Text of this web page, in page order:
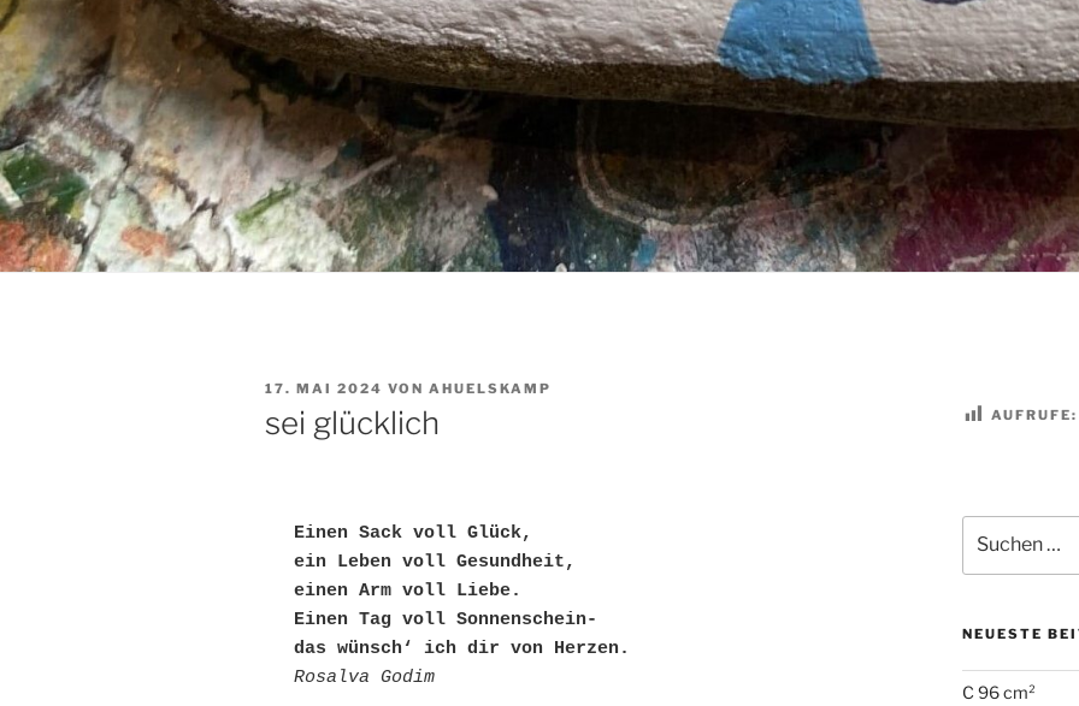
VERÖFFENTLICHT
17. MAI 2024 VON AHUELSKAMP
sei glücklich
Einen Sack voll Glück,
ein Leben voll Gesundheit,
einen Arm voll Liebe.
Einen Tag voll Sonnenschein-
das wünsch‘ ich dir von Herzen.
Rosalva Godim
AUFRUFE:
nach:
NEUESTE
C 96 cm²